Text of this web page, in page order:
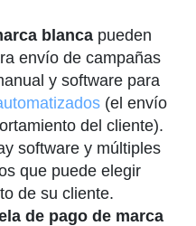
blanca pueden
envío de campañas
y software para
(el envío
del cliente).
software y múltiples
que puede elegir
de su cliente.
de pago de marca